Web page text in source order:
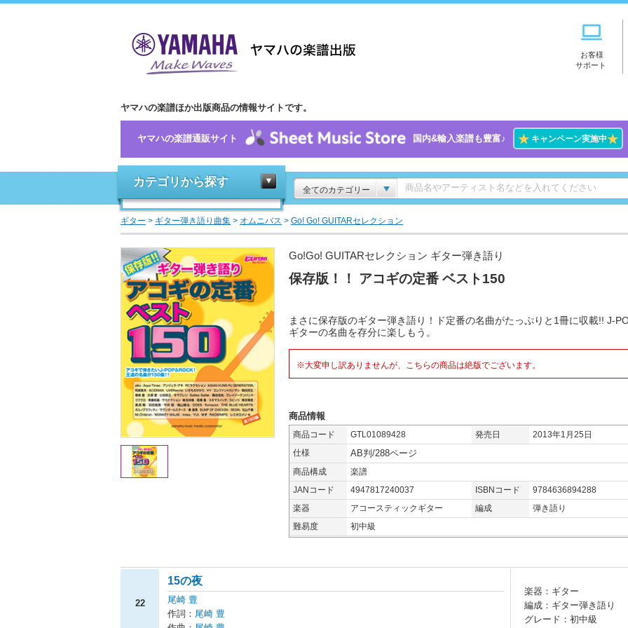
お客様
サポート
ヤマハの楽譜ほか出版商品の情報サイトです。
ヤマハの楽譜通販サイト 国内&輸入楽譜も豊富♪ ★キャンペーン実施中★
カテゴリから探す
全てのカテゴリー
ギター > ギター弾き語り曲集 > オムニバス > Go! Go! GUITARセレクション
Go!Go! GUITARセレクション ギター弾き語り
保存版！！ アコギの定番 ベスト150
まさに保存版のギター弾き語り！ド定番の名曲がたっぷりと1冊に収載!! J-
ギターの名曲を存分に楽しもう。
※大変申し訳ありませんが、こちらの商品は絶版でございます。
商品情報
商品コード GTL01089428 発売日
2013年1月25日
仕様
AB判/288ページ
商品構成
楽譜
JANコード
4947817240037 ISBNコード
9784636894288
楽器
アコースティックギター 編成
弾き語り
難易度
初中級
22
15の夜
尾崎 豊
作詞： 尾崎 豊
楽器：ギター
編成：ギター弾き語り
グレード：初中級